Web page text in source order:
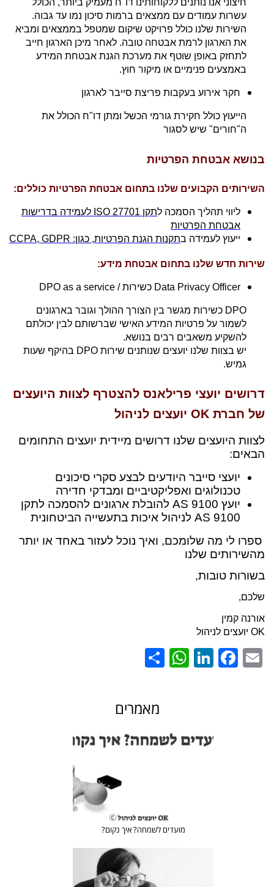
חיצוני אנו נותנים ללקוחותינו דו"ח מעמיק ביותר, הכולל
עשרות עמודים עם ממצאים ברמות סיכון נמו עד גבוה.
השירות שלנו כולל פרויקט שיקום שמטפל בממצאים ומביא
את הארגון לרמת אבטחה טובה. לאחר מיכן הארגון חייב
לתחזק באופן שוטף את מערכת הגנת אבטחת המידע
באמצעים פנימיים או מיקור חוץ.
חקר אירוע בעקבות פריצת סייבר לארגון
הייעוץ כולל חקירת גורמי הכשל ומתן דו"ח הכולל את
ה"חורים" שיש לסגור
בנושא אבטחת הפרטיות
השירותים הקבועים שלנו בתחום אבטחת הפרטיות כוללים:
ליווי תהליך הסמכה לתקן 27701
לעמידה בדרישות
אבטחת הפרטיות
ייעוץ לעמידה בתקנות הגנת הפרטיות, כגון:
שירות חדש שלנו בתחום אבטחת מידע:
Data Privacy Officer כשירות / DPO as a service
DPO כשירות מגשר בין הצורך ההולך וגובר בארגונים
לשמור על פרטיות המידע האישי שברשותם לבין יכולתם
להשקיע משאבים רבים בנושא.
יש בצוות שלנו יועצים שנותנים שירות DPO בהיקף שעות
גמיש.
דרושים יועצי פרילאנס להצטרף לצוות היועצים
של חברת OK יועצים לניהול
לצוות היועצים שלנו דרושים מיידית יועצים התחומים
הבאים:
יועצי סייבר היודעים לבצע סקרי סיכונים
טכנולוגים ואפליקטיביים ומבדקי חדירה
יועץ 9100 AS להובלת ארגונים להסמכה לתקן
9100 AS לניהול איכות בתעשייה הביטחונית
ספרו לי מה שלומכם, ואיך נוכל לעזור באחד או יותר
מהשירותים שלנו
בשורות טובות,
שלכם,
אורנה קמין
OK יועצים לניהול
Email
Facebook
LinkedIn
WhatsApp
מאמרים
מועדים לשמחה? איך נקום?